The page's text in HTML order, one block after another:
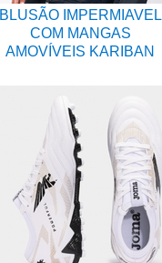
BLUSÃO IMPERMIAVEL
COM MANGAS
AMOVÍVEIS KARIBAN